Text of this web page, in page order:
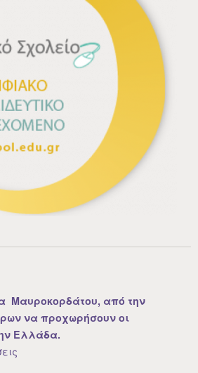
 Μαυροκορδάτου, από την
να προχωρήσουν οι
Ελλάδα.